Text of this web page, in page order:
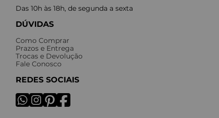
Das 10h às 18h, de segunda a sexta
DÚVIDAS
Como Comprar
Prazos e Entrega
Trocas e Devolução
Fale Conosco
REDES SOCIAIS